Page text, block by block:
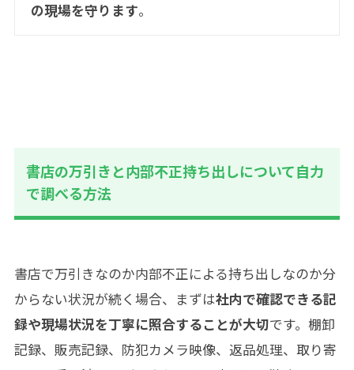
の現場を守ります。
書店の万引きと内部不正持ち出しについて自力
で調べる方法
書店で万引きなのか内部不正による持ち出しなのか分
からない状況が続く場合、まずは社内で確認できる記
録や現場状況を丁寧に照合することが大切です。棚卸
記録、販売記録、防犯カメラ映像、返品処理、取り寄